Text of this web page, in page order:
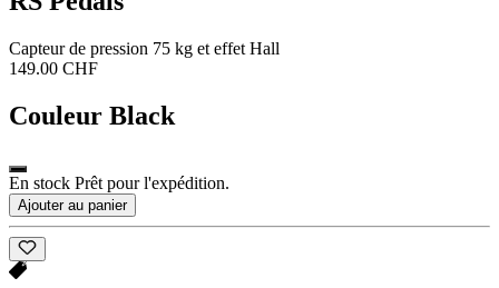
Capteur de pression 75 kg et effet Hall
149.00 CHF
Couleur Black
En stock Prêt pour l'expédition.
Ajouter au panier